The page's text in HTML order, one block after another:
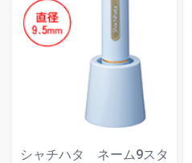
シャチハタ ネーム9スタ